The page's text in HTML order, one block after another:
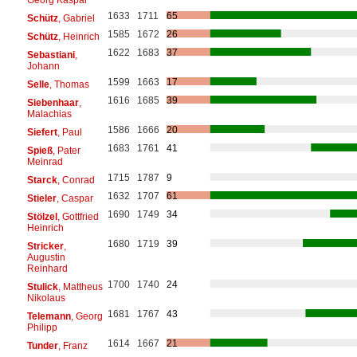
Schütz, Gabriel 1633 1711
65
Schütz, Heinrich 1585 1672
26
Sebastiani,
Johann
1622 1683 37
Selle, Thomas 1599 1663
17
Siebenhaar,
Malachias
1616 1685 39
Siefert, Paul 1586 1666
20
Spieß, Pater
Meinrad
1683 1761 41
Starck, Conrad 1715 1787
9
Stieler, Caspar 1632 1707
61
Stölzel, Gottfried
Heinrich
1690 1749 34
Stricker,
Augustin
Reinhard
1680 1719 39
Stulick, Mattheus
Nikolaus
1700 1740 24
Telemann, Georg
Philipp
1681 1767 43
Tunder, Franz 1614 1667
21